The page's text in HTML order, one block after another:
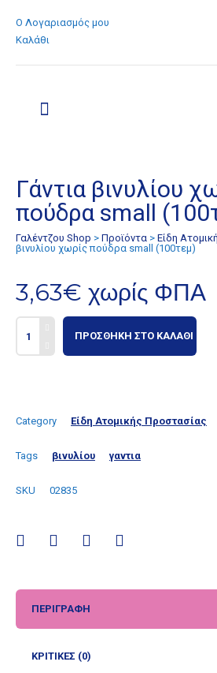
Ο Λογαριασμός μου
Καλάθι
Γάντια βινυλίου
πούδρα small
Γαλέντζου Shop > Προϊόντα > Είδη
βινυλίου χωρίς πούδρα small (100τεμ)
3,63€ χωρίς ΦΠΑ
ΠΡΟΣΘΉΚΗ ΣΤΟ ΚΑΛΆΘΙ
Category Είδη Ατομικής Προστασίας
Tags βινυλίου γαντια
SKU 02835
ΠΕΡΙΓΡΑΦΉ
ΚΡΙΤΙΚΈΣ (0)